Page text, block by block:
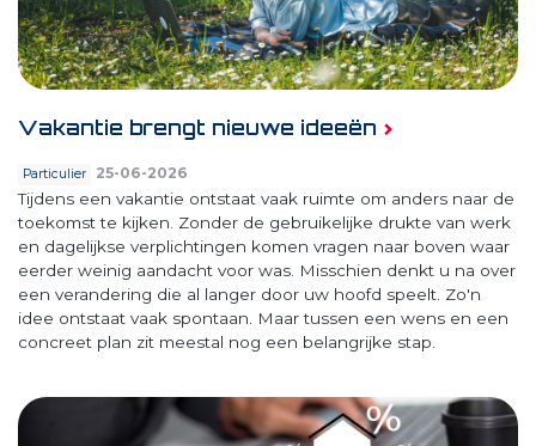
Vakantie brengt nieuwe ideeën
Particulier 25-06-2026
Tijdens een vakantie ontstaat vaak ruimte om anders naar de
toekomst te kijken. Zonder de gebruikelijke drukte van werk
en dagelijkse verplichtingen komen vragen naar boven waar
eerder weinig aandacht voor was. Misschien denkt u na over
een verandering die al langer door uw hoofd speelt. Zo'n
idee ontstaat vaak spontaan. Maar tussen een wens en een
concreet plan zit meestal nog een belangrijke stap.